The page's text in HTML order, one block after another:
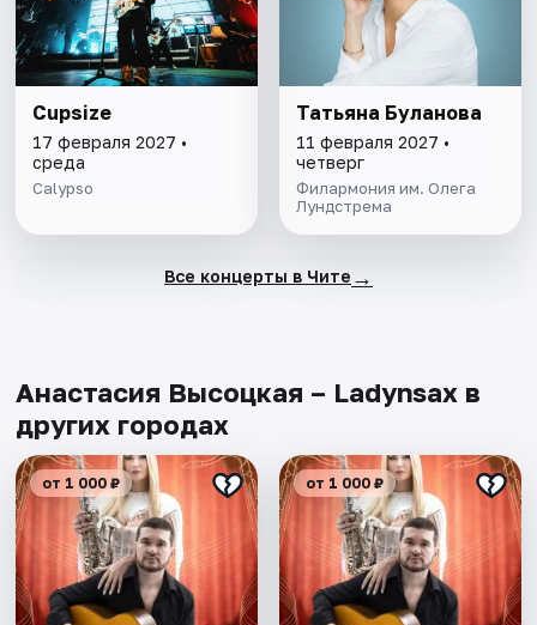
Cupsize
17 февраля 2027 •
среда
Calypso
Татьяна Буланова
11 февраля 2027 •
четверг
Филармония им. Олега
Лундстрема
Все концерты в Чите →
Анастасия Высоцкая – Ladynsax в
других городах
от 1 000 ₽ от 1 000 ₽